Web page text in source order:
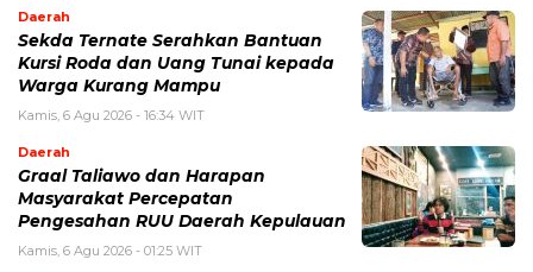
Daerah
Sekda Ternate Serahkan Bantuan
Kursi Roda dan Uang Tunai kepada
Warga Kurang Mampu
Kamis, 6 Agu 2026 - 16:34 WIT
Daerah
Graal Taliawo dan Harapan
Masyarakat Percepatan
Pengesahan RUU Daerah Kepulauan
Kamis, 6 Agu 2026 - 01:25 WIT